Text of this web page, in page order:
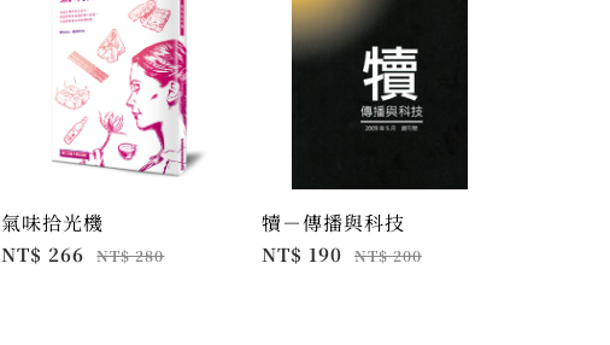
氣味拾光機
NT$ 266 NT$ 280
犢－傳播與科技
NT$ 190 NT$ 200